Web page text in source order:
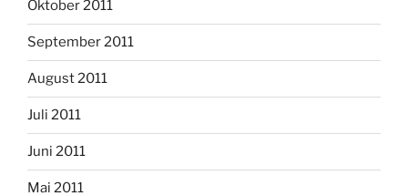
Oktober 2011
September 2011
August 2011
Juli 2011
Juni 2011
Mai 2011